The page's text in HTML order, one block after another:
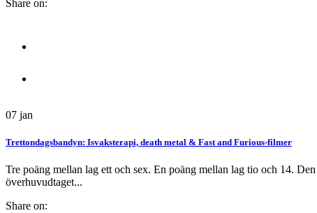
Share on:
07 jan
Trettondagsbandyn: Isvaksterapi, death metal & Fast and Furious-filmer
Tre poäng mellan lag ett och sex. En poäng mellan lag tio och 14.
överhuvudtaget...
Share on: